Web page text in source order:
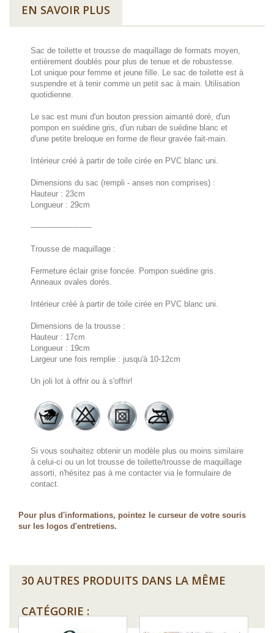
EN SAVOIR PLUS
Sac de toilette et trousse de maquillage de formats moyen,
entièrement doublés pour plus de tenue et de robustesse.
Lot unique pour femme et jeune fille. Le sac de toilette est à
suspendre et à tenir comme un petit sac à main. Utilisation
quotidienne.
Le sac est muni d'un bouton pression aimanté doré, d'un
pompon en suédine gris, d'un ruban de suédine blanc et
d'une petite breloque en forme de fleur gravée fait-main.
Intérieur créé à partir de toile cirée en PVC blanc uni.
Dimensions du sac (rempli - anses non comprises) :
Hauteur : 23cm
Longueur : 29cm
-------------------------
Trousse de maquillage :
Fermeture éclair grise foncée. Pompon suédine gris.
Anneaux ovales dorés.
Intérieur créé à partir de toile cirée en PVC blanc uni.
Dimensions de la trousse :
Hauteur : 17cm
Longueur : 19cm
Largeur une fois remplie : jusqu'à 10-12cm
Un joli lot à offrir ou à s'offrir!
Si vous souhaitez obtenir un modèle plus ou moins similaire
à celui-ci ou un lot trousse de toilette/trousse de maquillage
assorti, n'hésitez pas à me contacter via le formulaire de
contact.
Pour plus d'informations, pointez le curseur de votre souris
sur les logos d'entretiens.
30 AUTRES PRODUITS DANS LA MÊME
CATÉGORIE :